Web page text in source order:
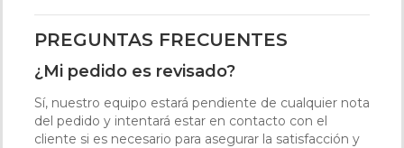
PREGUNTAS FRECUENTES
¿Mi pedido es revisado?
Sí, nuestro equipo estará pendiente de cualquier nota
del pedido y intentará estar en contacto con el
cliente si es necesario para asegurar la satisfacción y